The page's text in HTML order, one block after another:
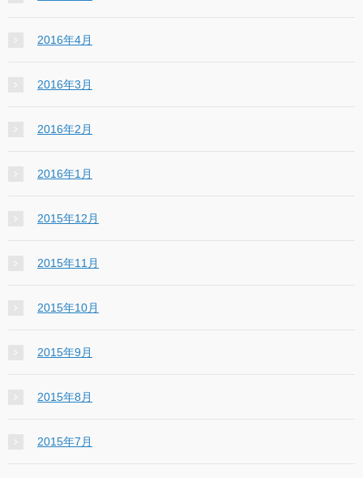
2016年4月
2016年3月
2016年2月
2016年1月
2015年12月
2015年11月
2015年10月
2015年9月
2015年8月
2015年7月